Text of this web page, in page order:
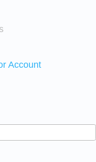
Account